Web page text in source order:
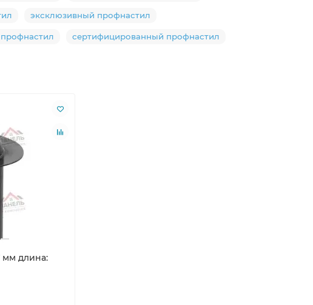
эксклюзивный профнастил
сертифицированный профнастил
мм длина: